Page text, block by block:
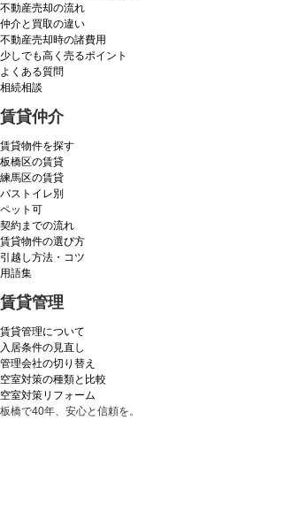
不動産売却の流れ
仲介と買取の違い
不動産売却時の諸費用
少しでも高く売るポイント
よくある質問
相続相談
賃貸仲介
賃貸物件を探す
板橋区の賃貸
練馬区の賃貸
バストイレ別
ペット可
契約までの流れ
賃貸物件の選び方
引越し方法・コツ
用語集
賃貸管理
賃貸管理について
入居条件の見直し
管理会社の切り替え
空室対策の種類と比較
空室対策リフォーム
板橋で40年、安心と信頼を。